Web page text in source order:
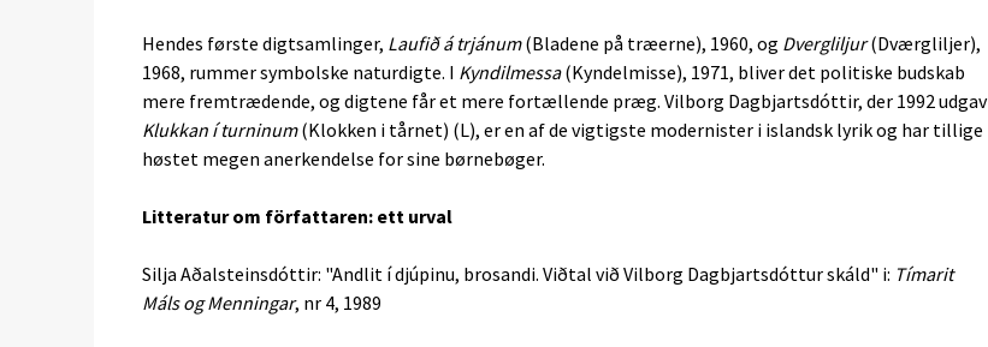
Hendes første digtsamlinger, Laufið á trjánum(Bladene på træerne), 1960, og Dvergliljur(Dværgliljer),
1968, rummer symbolske naturdigte. I Kyndilmessa(Kyndelmisse), 1971, bliver det politiske budskab
mere fremtrædende, og digtene får et mere fortællende præg. Vilborg Dagbjartsdóttir, der 1992 udgav
Klukkan í turninum(Klokken i tårnet) (L), er en af de vigtigste modernister i islandsk lyrik og har tillige
høstet megen anerkendelse for sine børnebøger.
Litteratur om författaren: ett urval
Silja Aðalsteinsdóttir: "Andlit í djúpinu, brosandi. Viðtal við Vilborg Dagbjartsdóttur skáld" i: Tímarit
Máls og Menningar, nr 4, 1989